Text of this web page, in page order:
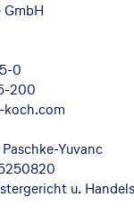
GmbH
0
200
koch.com
Yuvanc
u.